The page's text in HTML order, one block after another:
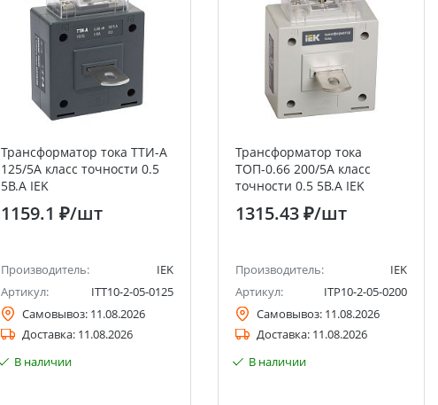
Трансформатор тока ТТИ-А
125/5А класс точности 0.5
5В.А IEK
1159.1 ₽/шт
Производитель:
IEK
Артикул:
ITT10-2-05-0125
Самовывоз: 11.08.2026
Доставка: 11.08.2026
В наличии
Трансформатор тока
ТОП-0.66 200/5А класс
точности 0.5 5В.А IEK
1315.43 ₽/шт
Производитель:
IEK
Артикул:
ITP10-2-05-0200
Самовывоз: 11.08.2026
Доставка: 11.08.2026
В наличии